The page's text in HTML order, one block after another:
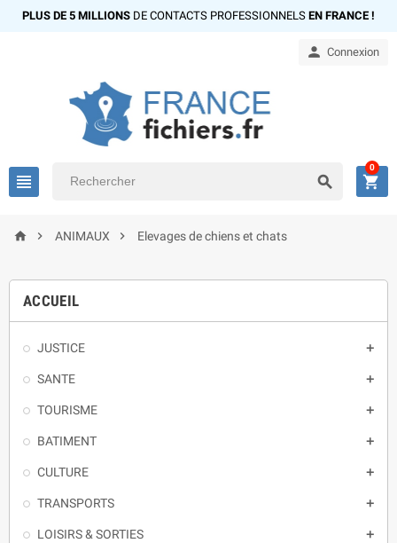
PLUS DE 5 MILLIONS DE CONTACTS PROFESSIONNELS EN FRANCE !
 Connexion
  
0
  ANIMAUX  Elevages de chiens et chats
ACCUEIL
JUSTICE 
SANTE 
TOURISME 
BATIMENT 
CULTURE 
TRANSPORTS 
LOISIRS & SORTIES 